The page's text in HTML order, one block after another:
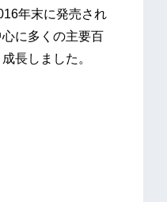
年末に発売され
に多くの主要百
長しました。